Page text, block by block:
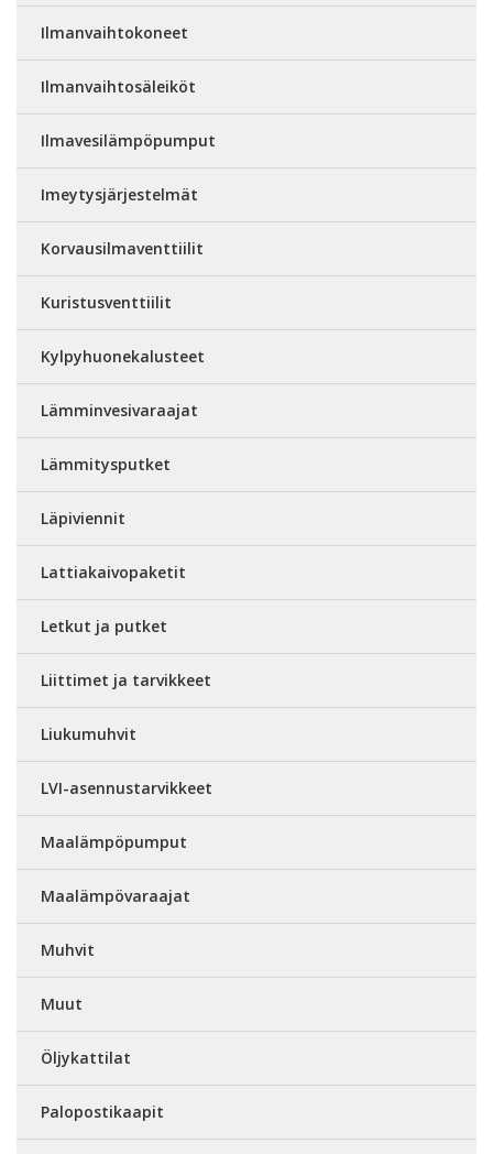
Ilmanvaihtokoneet
Ilmanvaihtosäleiköt
Ilmavesilämpöpumput
Imeytysjärjestelmät
Korvausilmaventtiilit
Kuristusventtiilit
Kylpyhuonekalusteet
Lämminvesivaraajat
Lämmitysputket
Läpiviennit
Lattiakaivopaketit
Letkut ja putket
Liittimet ja tarvikkeet
Liukumuhvit
LVI-asennustarvikkeet
Maalämpöpumput
Maalämpövaraajat
Muhvit
Muut
Öljykattilat
Palopostikaapit